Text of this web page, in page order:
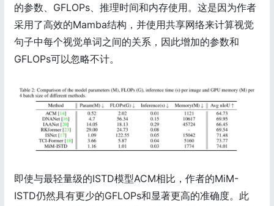
的参数、GFLOPs、推理时间和内存使用。这是因为作者
采用了高效的Mamba结构，并使用共享网络来计算视觉
句子中每个视觉单词之间的关系，因此增加的参数和
GFLOPs可以忽略不计。
即使与最轻量级的ISTD模型ACM相比，作者的MiM-
ISTD仍然具有更少的GFLOPs和显著更高的准确度。此